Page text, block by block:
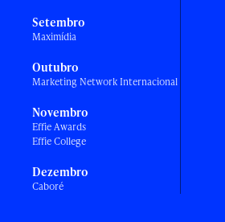
Setembro
Maximídia
Outubro
Marketing Network Internacional
Novembro
Effie Awards
Effie College
Dezembro
Caboré